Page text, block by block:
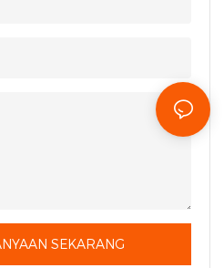
SEKARANG